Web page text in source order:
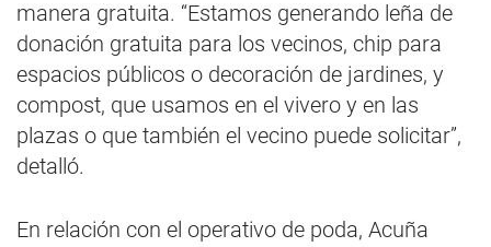
manera gratuita. “Estamos generando leña de
donación gratuita para los vecinos, chip para
espacios públicos o decoración de jardines, y
compost, que usamos en el vivero y en las
plazas o que también el vecino puede solicitar”,
detalló.
En relación con el operativo de poda, Acuña